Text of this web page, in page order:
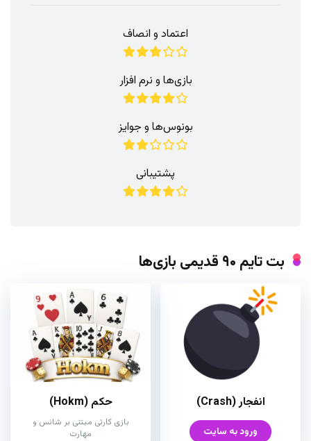
اعتماد و انصاف
بازی‌ها و نرم افزار
بونوس‌ها و جوایز
پشتیبانی
بت تایم ۹۰ قدیمی بازی‌ها
انفجار (Crash)
ورود به سایت
حکم (Hokm)
بازی کارتی مبتنی بر شانس و
مهارت